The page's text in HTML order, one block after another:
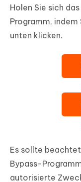
Holen Sie sich
Programm,
unten klicken.
Es sollte
Bypass-
autorisierte